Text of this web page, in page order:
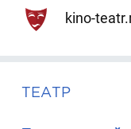
kino-
ТЕАТР